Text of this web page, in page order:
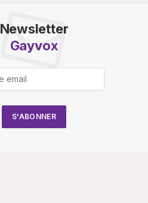
Newsletter
Gayvox